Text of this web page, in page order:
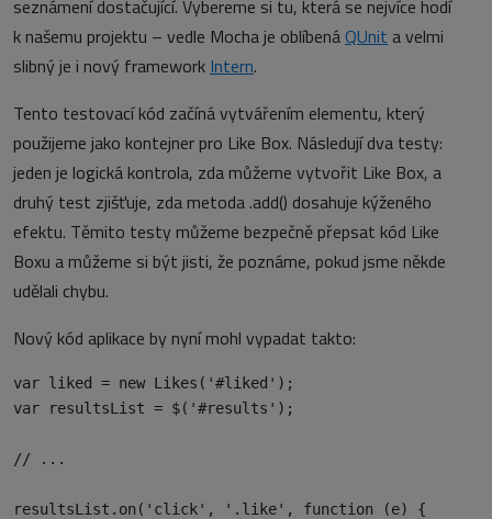
seznámení dostačující. Vybereme si tu, která se nejvíce hodí
k našemu projektu – vedle Mocha je oblíbenáQUnit a velmi
slibný je i nový framework Intern.
Tento testovací kód začíná vytvářením elementu, který
použijeme jako kontejner pro Like Box. Následují dva testy:
jeden je logická kontrola, zda můžeme vytvořit Like Box, a
druhý test zjišťuje, zda metoda .add() dosahuje kýženého
efektu. Těmito testy můžeme bezpečně přepsat kód Like
Boxu a můžeme si být jisti, že poznáme, pokud jsme někde
udělali chybu.
Nový kód aplikace by nyní mohl vypadat takto:
var liked = new Likes('#liked');
var resultsList = $('#results');
// ...
resultsList.on('click', '.like', function (e) {